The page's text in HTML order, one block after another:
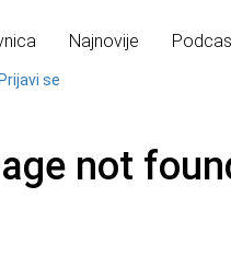
Najnovije
Prijavi se
not